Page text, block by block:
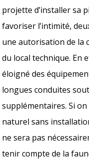
projette d’installer sa
favoriser l’intimité,
une autorisation de la
du local technique. En
éloigné des
longues conduites
supplémentaires. Si
naturel sans
ne sera pas
tenir compte de la